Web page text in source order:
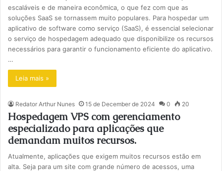
escaláveis e de maneira econômica, o que fez com que as
soluções SaaS se tornassem muito populares. Para hospedar um
aplicativo de software como serviço (SaaS), é essencial selecionar
o serviço de hospedagem adequado que disponibilize os recursos
necessários para garantir o funcionamento eficiente do aplicativo.
…
Leia mais »
Redator Arthur Nunes 15 de December de 2024 0 20
Hospedagem VPS com gerenciamento
especializado para aplicações que
demandam muitos recursos.
Atualmente, aplicações que exigem muitos recursos estão em
alta. Seja para um site com grande número de acessos, uma